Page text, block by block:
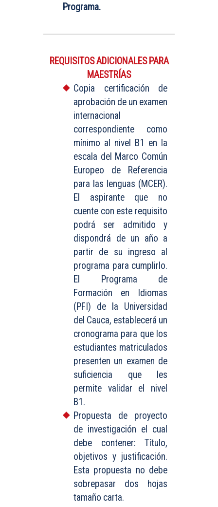
Programa.
REQUISITOS ADICIONALES PARA
MAESTRÍAS
Copia certificación de
aprobación de un examen
internacional
correspondiente como
mínimo al nivel B1 en la
escala del Marco Común
Europeo de Referencia
para las lenguas (MCER).
El aspirante que no
cuente con este requisito
podrá ser admitido y
dispondrá de un año a
partir de su ingreso al
programa para cumplirlo.
El Programa de
Formación en Idiomas
(PFI) de la Universidad
del Cauca, establecerá un
cronograma para que los
estudiantes matriculados
presenten un examen de
suficiencia que les
permite validar el nivel
B1.
Propuesta de proyecto
de investigación el cual
debe contener: Título,
objetivos y justificación.
Esta propuesta no debe
sobrepasar dos hojas
tamaño carta.